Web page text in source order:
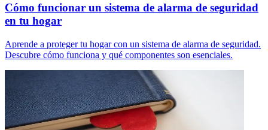
Cómo funcionar un sistema de alarma de seguridad
en tu hogar
Aprende a proteger tu hogar con un sistema de alarma de seguridad.
Descubre cómo funciona y qué componentes son esenciales.